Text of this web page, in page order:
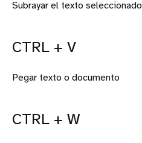
Subrayar el texto seleccionado
CTRL + V
Pegar texto o documento
CTRL + W